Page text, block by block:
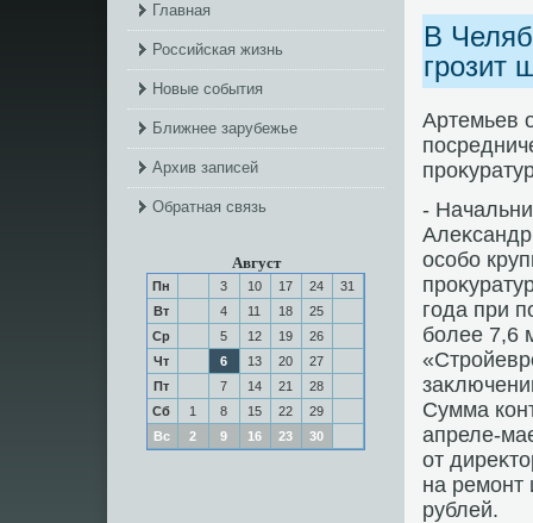
Главная
Российская жизнь
Новые события
Ближнее зарубежье
Архив записей
Обратная связь
Август
Пн 3 10 17 24
31
Вт
4 11 18
25
Ср
5 12 19
26
Чт
6 13 20
27
Пт
7 14 21
28
Сб
1 8 15 22
29
Вс
2 9 16 23 30
В
грозит
Артемьев
-
особо
года при
более 7,6
Сумма
апреле-
от
на ремонт
рублей.